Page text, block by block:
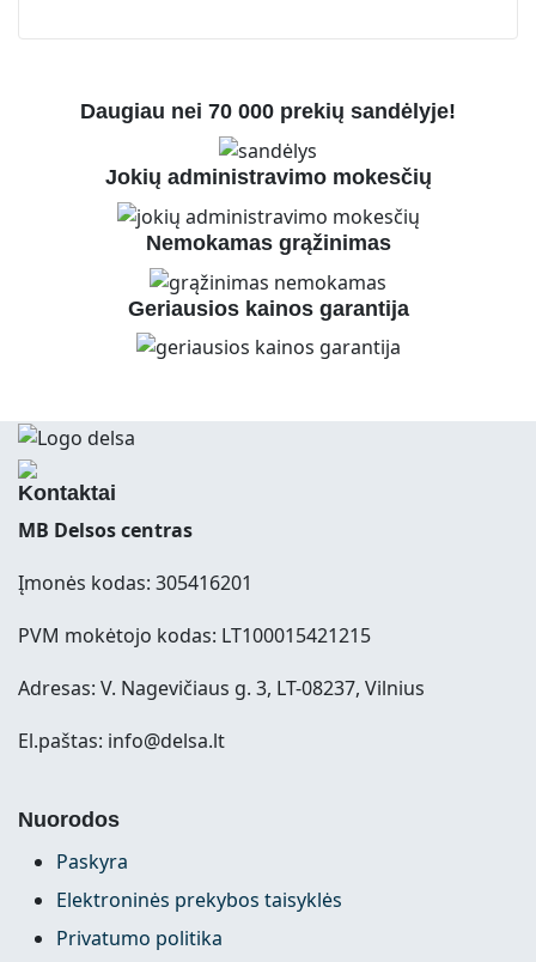
Daugiau nei 70 000 prekių sandėlyje!
Jokių administravimo mokesčių
Nemokamas grąžinimas
Geriausios kainos garantija
Kontaktai
MB Delsos centras
Įmonės kodas: 305416201
PVM mokėtojo kodas: LT100015421215
Adresas: V. Nagevičiaus g. 3, LT-08237, Vilnius
El.paštas: info@delsa.lt
Nuorodos
Paskyra
Elektroninės prekybos taisyklės
Privatumo politika